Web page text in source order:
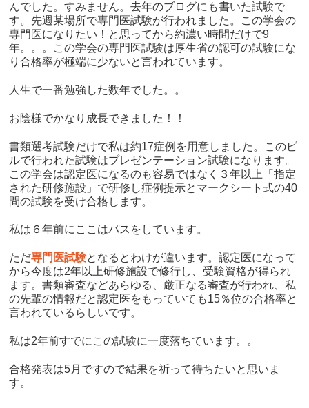
んでした。すみません。去年のブログにも書いた試験で
す。先週某場所で専門医試験が行われました。この学会の
専門医になりたい！と思ってから約濃い時間だけで9
年。。。この学会の専門医試験は厚生省の認可の試験にな
り合格率が極端に少ないと言われています。
人生で一番勉強した数年でした。。
お陰様でかなり成長できました！！
書類選考試験だけで私は約17症例を用意しました。このビ
ルで行われた試験はプレゼンテーション試験になります。
この学会は認定医になるのも容易ではなく３年以上「指定
された研修施設」で研修し症例提示とマークシート式の40
問の試験を受け合格します。
私は６年前にここはパスをしています。
ただ専門医試験となるとわけが違います。認定医になって
から今度は2年以上研修施設で修行し、受験資格が得られ
ます。書類審査などあらゆる、厳正なる審査が行われ、私
の先輩の情報だと認定医をもっていても15％位の合格率と
言われているらしいです。
私は2年前すでにこの試験に一度落ちています。。
合格発表は5月ですので結果を祈って待ちたいと思いま
す。